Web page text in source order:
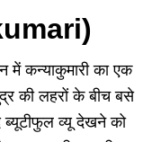
कन्याकुमारी का एक
की लहरों के बीच बसे
व्यू देखने को